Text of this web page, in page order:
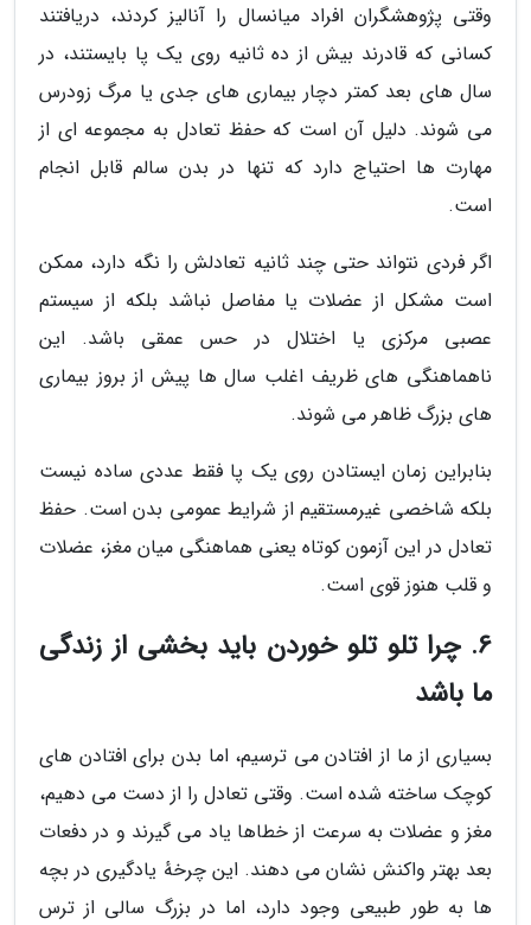
وقتی پژوهشگران افراد میانسال را آنالیز کردند، دریافتند
کسانی که قادرند بیش از ده ثانیه روی یک پا بایستند، در
سال های بعد کمتر دچار بیماری های جدی یا مرگ زودرس
می شوند. دلیل آن است که حفظ تعادل به مجموعه ای از
مهارت ها احتیاج دارد که تنها در بدن سالم قابل انجام
است.
اگر فردی نتواند حتی چند ثانیه تعادلش را نگه دارد، ممکن
است مشکل از عضلات یا مفاصل نباشد بلکه از سیستم
عصبی مرکزی یا اختلال در حس عمقی باشد. این
ناهماهنگی های ظریف اغلب سال ها پیش از بروز بیماری
های بزرگ ظاهر می شوند.
بنابراین زمان ایستادن روی یک پا فقط عددی ساده نیست
بلکه شاخصی غیرمستقیم از شرایط عمومی بدن است. حفظ
تعادل در این آزمون کوتاه یعنی هماهنگی میان مغز، عضلات
و قلب هنوز قوی است.
6. چرا تلو تلو خوردن باید بخشی از زندگی
ما باشد
بسیاری از ما از افتادن می ترسیم، اما بدن برای افتادن های
کوچک ساخته شده است. وقتی تعادل را از دست می دهیم،
مغز و عضلات به سرعت از خطاها یاد می گیرند و در دفعات
بعد بهتر واکنش نشان می دهند. این چرخهٔ یادگیری در بچه
ها به طور طبیعی وجود دارد، اما در بزرگ سالی از ترس